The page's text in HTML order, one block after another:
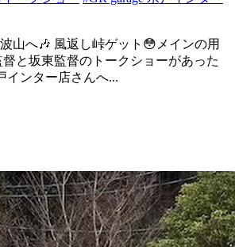
山へ🎶 風返し峠ゲット😳メインの用
と坂東監督のトークショーがあった
インター店さんへ...